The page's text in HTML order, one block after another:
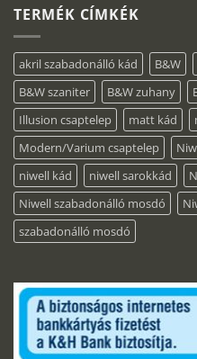
TERMÉK CÍMKÉK
akril szabadonálló kád B&W
B&W szaniter
B&W zuhany
Illusion csaptelep
matt kád
Modern/Varium csaptelep
niwell kád
niwell sarokkád
Niwell szabadonálló mosdó
szabadonálló mosdó